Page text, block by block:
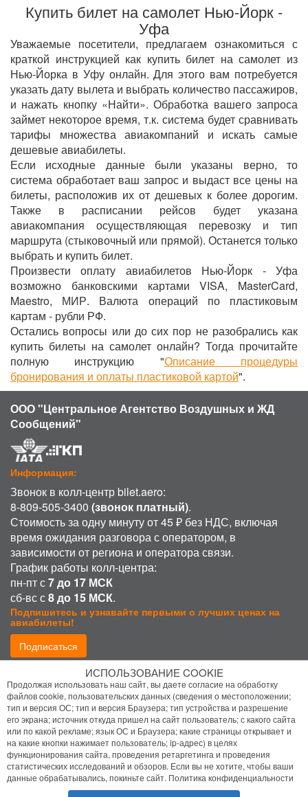
Купить билет на самолет Нью-Йорк -
Уфа
Уважаемые посетители, предлагаем ознакомиться с
краткой инструкцией как купить билет на самолет из
Нью-Йорка в Уфу онлайн. Для этого вам потребуется
указать дату вылета и выбрать количество пассажиров,
и нажать кнопку «Найти». Обработка вашего запроса
займет некоторое время, т.к. система будет сравнивать
тарифы множества авиакомпаний и искать самые
дешевые авиабилеты.
Если исходные данные были указаны верно, то
система обработает ваш запрос и выдаст все цены на
билеты, расположив их от дешевых к более дорогим.
Также в расписании рейсов будет указана
авиакомпания осуществляющая перевозку и тип
маршрута (стыковочный или прямой). Останется только
выбрать и купить билет.
Произвести оплату авиабилетов Нью-Йорк - Уфа
возможно банковскими картами VISA, MasterCard,
Maestro, МИР. Валюта операций по пластиковым
картам - рубли РФ.
Остались вопросы или до сих пор не разобрались как
купить билеты на самолет онлайн? Тогда прочитайте
полную инструкцию "Описание процедуры
бронирования и оплаты пластиковой картой".
ООО "Центральное Агентство Воздушных и ЖД
Сообщений"
Информация:
Звонок в колл-центр bilet.aero:
8-809-505-3400 (звонок платный).
Стоимость за одну минуту от 45 ₽ без НДС, включая
время ожидания разговора с оператором, в
зависимости от региона и оператора связи.
График работы колл-центра:
пн-пт с7 до 17 МСК
сб-вс с8 до 15 МСК.
Подпишитесь и узнавайте первыми о лучших ценах на
авиабилеты!
Подписаться
Присоединиться:
Политика конфиденциальности
Помощь
ИСПОЛЬЗОВАНИЕ COOKIE
Продолжая использовать наш сайт, вы даете согласие на обработку
файлов cookie, пользовательских данных (сведения о местоположении;
тип и версия ОС; тип и версия Браузера; тип устройства и разрешение
его экрана; источник откуда пришел на сайт пользователь; с какого сайта
или по какой рекламе; язык ОС и Браузера; какие страницы открывает и
на какие кнопки нажимает пользователь; ip-адрес) в целях
функционирования сайта, проведения ретаргетинга и проведения
статистических исследований и обзоров. Если вы не хотите, чтобы ваши
данные обрабатывались, покиньте сайт. Политика конфиденциальности